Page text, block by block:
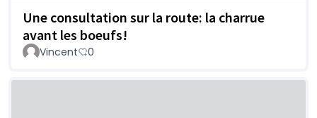
Une consultation sur la route: la charrue
avant les boeufs!
Vincent 0